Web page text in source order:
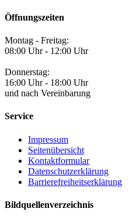
Öffnungszeiten
Montag - Freitag:
08:00 Uhr - 12:00 Uhr
Donnerstag:
16:00 Uhr - 18:00 Uhr
und nach Vereinbarung
Service
Impressum
Seitenübersicht
Kontaktformular
Datenschutzerklärung
Barrierefreiheitserklärung
Bildquellenverzeichnis